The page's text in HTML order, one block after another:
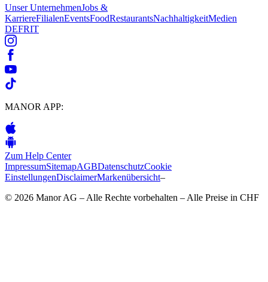
Unser UnternehmenJobs &
KarriereFilialenEventsFoodRestaurantsNachhaltigkeitMedien
DEFRIT
MANOR APP:
Zum Help Center
ImpressumSitemapAGBDatenschutzCookie
EinstellungenDisclaimerMarkenübersicht–
© 2026 Manor AG – Alle Rechte vorbehalten – Alle Preise in CHF